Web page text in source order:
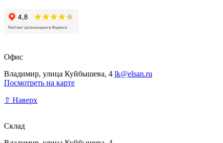
Офис
Владимир, улица Куйбышева, 4 lk@elsan.ru
Посмотреть на карте
⇧ Наверх
Склад